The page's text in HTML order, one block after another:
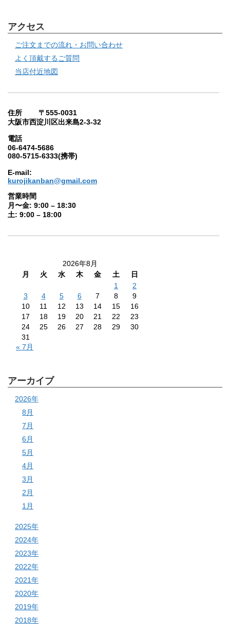
アクセス
ご注文までの流れ・お問い合わせ
よく頂戴するご質問
当店付近地図
住所 〒555-0031
大阪市西淀川区出来島2-3-32
電話
06-6474-5686
080-5715-6333(携帯)
E-mail:
kurojikanban@gmail.com
営業時間
月〜金: 9:00 – 18:30
土: 9:00 – 18:00
2026年8月
月
火 水 木 金 土
日
1
2
3
4 5 6 7 8
9
10
11 12 13 14 15
16
17
18 19 20 21 22
23
24
25 26 27 28 29
30
31
« 7月
アーカイブ
2026年
8月
7月
6月
5月
4月
3月
2月
1月
2025年
2024年
2023年
2022年
2021年
2020年
2019年
2018年